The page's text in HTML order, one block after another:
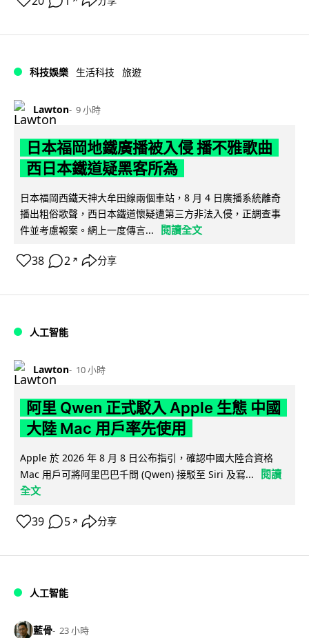
科技娛樂 生活科技 旅遊
Lawton 9 小時
日本福岡地鐵廣播被入侵 播不雅歌曲
西日本鐵道疑黑客所為
日本福岡西鐵天神大牟田線兩個車站，8 月 4 日廣播系統離奇
播出粗俗歌聲，西日本鐵道懷疑遭第三方非法入侵，正調查事
件並考慮報案。網上一度傳言...
閱讀全文
38 2 ↗ 分享
人工智能
Lawton 10 小時
阿里 Qwen 正式駁入 Apple 生態 中國
大陸 Mac 用戶率先使用
Apple 於 2026 年 8 月 8 日公布指引，確認中國大陸合資格
Mac 用戶可將阿里巴巴千問 (Qwen) 接駁至 Siri 及寫...
閱讀
全文
39 5 ↗ 分享
人工智能
藍骨 23 小時